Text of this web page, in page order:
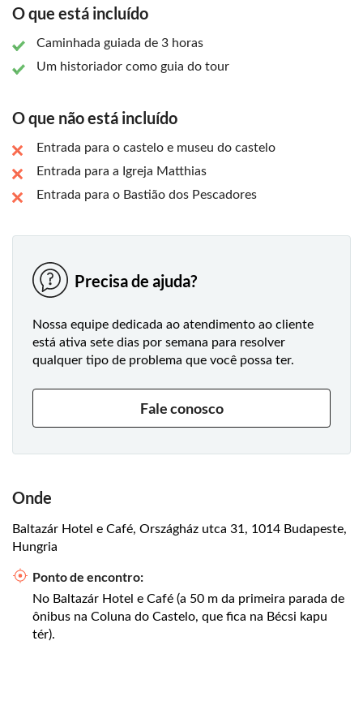
farmacêutico do século XVIII. Você também verá no tour
hussardos húngaros. Seu guia falará sobre o mítico pássaro
Turul, a máquina de xadrez de um barão brilhante e a
Obuda (Velho Buda), o local onde foi originalmente
O que está incluído
Caminhada guiada de 3 horas
Um historiador como guia do tour
O que não está incluído
Entrada para o castelo e museu do castelo
Entrada para a Igreja Matthias
Entrada para o Bastião dos Pescadores
Precisa de ajuda?
Nossa equipe dedicada ao atendimento ao cliente
está ativa sete dias por semana para resolver
qualquer tipo de problema que você possa ter.
Fale conosco
Onde
Baltazár Hotel e Café, Országház utca 31, 1014 Budapeste,
Hungria
Ponto de encontro:
No Baltazár Hotel e Café (a 50 m da primeira parada de
ônibus na Coluna do Castelo, que fica na Bécsi kapu
tér).